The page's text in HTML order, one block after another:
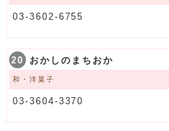
03-3602-6755
20 おかしのまちおか
和・洋菓子
03-3604-3370